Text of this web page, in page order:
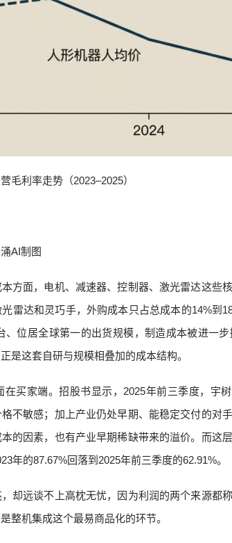
毛利率走势（2023–2025）
AI制图
方面，电机、减速器、控制器、激光雷达这些
雷达和灵巧手，外购成本只占总成本的14%到
、位居全球第一的出货规模，制造成本被进一
是这套自研与规模相叠加的成本结构。
买家端。招股书显示，2025年前三季度，宇
不敏感；加上产业仍处早期、能稳定交付的对
的因素，也有产业早期稀缺带来的溢价。而这
年的87.67%回落到2025年前三季度的62.91%。
却远谈不上高枕无忧，因为利润的两个来源都
整机集成这个最易商品化的环节。